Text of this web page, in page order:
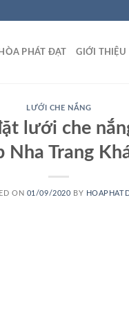
HÒA PHÁT ĐẠT GIỚI THIỆU
LƯỚI CHE NẮNG
lưới che
Nha Trang
ON 01/09/2020 BY